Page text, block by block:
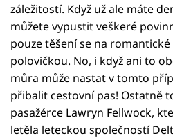
záležitostí. Když už ale máte
můžete vypustit veškeré
pouze těšení se na
polovičkou. No, i když ani to
můra může nastat v tomto
přibalit cestovní pas! Ostatně
pasažérce Lawryn Fellwock,
letěla leteckou společností